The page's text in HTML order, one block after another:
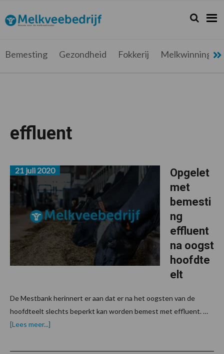
de
hoofdnavigatie
de
hoofd
de
eerste
de
voettekst
Melkveebedrijf.be
Nieuws
melkveehouder
Zoeken...
Zoek
Bemesting Gezondheid Fokkerij Melkwinning
effluent
Opgelet
met
bemesti
ng
effluent
na oogst
hoofdte
elt
21 juli 2020
De Mestbank herinnert er aan dat er na het oogsten van de
hoofdteelt slechts beperkt kan worden bemest met effluent. …
[Lees meer...]